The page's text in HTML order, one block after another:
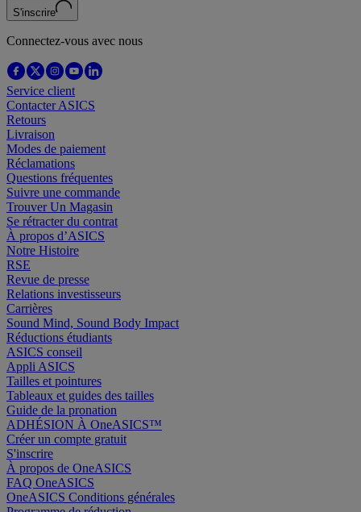
S'inscrire
Connectez-vous avec nous
Service client
Contacter ASICS
Retours
Livraison
Modes de paiement
Réclamations
Questions fréquentes
Suivre une commande
Trouver Un Magasin
Se rétracter du contrat
À propos d’ASICS
Notre Histoire
RSE
Revue de presse
Relations investisseurs
Carrières
Sound Mind, Sound Body Impact
Réductions étudiants
ASICS conseil
Appli ASICS
Tailles et pointures
Tableaux et guides des tailles
Guide de la pronation
ADHÉSION À OneASICS™
Créer un compte gratuit
S'inscrire
À propos de OneASICS
FAQ OneASICS
OneASICS Conditions générales